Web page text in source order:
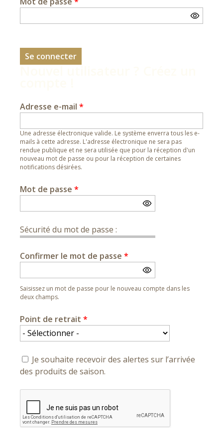
Nouvel utilisateur ? Créez un
Adresse e-mail *
Une adresse électronique valide. Le système enverra tous les e-
mails à cette adresse. L'adresse électronique ne sera pas
rendue publique et ne sera utilisée que pour la réception d'un
nouveau mot de passe ou pour la réception de certaines
notifications désirées.
Mot de passe *
Sécurité du mot de passe :
Confirmer le mot de passe *
Saisissez un mot de passe pour le nouveau compte dans les
deux champs.
Point de retrait *
Je souhaite recevoir des alertes sur l’arrivée
des produits de saison.